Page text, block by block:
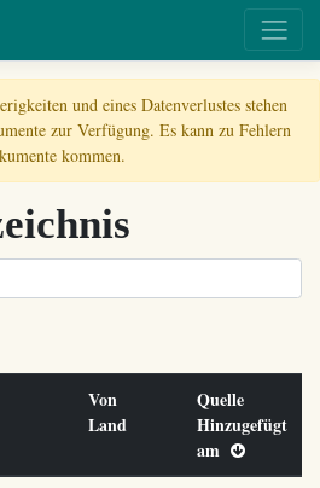
und eines Datenverlustes stehen
zur Verfügung. Es kann zu Fehlern
kommen.
Von
Land
Quelle
Hinzugefügt
am